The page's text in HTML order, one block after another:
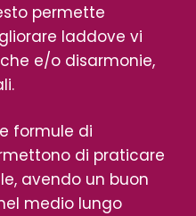
permette
laddove vi
e/o disarmonie,
formule di
di praticare
avendo un buon
medio lungo